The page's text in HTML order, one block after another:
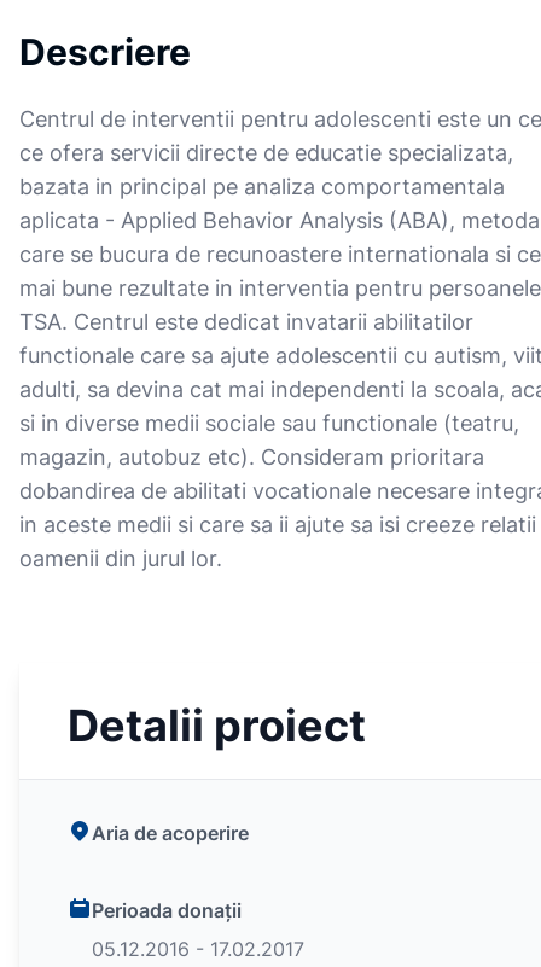
Descriere
Centrul de interventii pentru adolescenti este un
ce ofera servicii directe de educatie specializata,
bazata in principal pe analiza comportamentala
aplicata - Applied Behavior Analysis (ABA), metoda
care se bucura de recunoastere internationala si
mai bune rezultate in interventia pentru
TSA. Centrul este dedicat invatarii abilitatilor
functionale care sa ajute adolescentii cu autism,
adulti, sa devina cat mai independenti la scoala,
si in diverse medii sociale sau functionale (teatru,
magazin, autobuz etc). Consideram prioritara
dobandirea de abilitati vocationale necesare
in aceste medii si care sa ii ajute sa isi creeze relatii
oamenii din jurul lor.
Detalii proiect
Aria de acoperire
Perioada donații
05.12.2016 - 17.02.2017